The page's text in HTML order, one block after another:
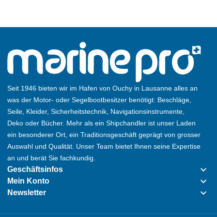
Seit 1946 bieten wir im Hafen von Ouchy in Lausanne alles an
was der Motor- oder Segelbootbesitzer benötigt: Beschläge,
Seile, Kleider, Sicherheitstechnik, Navigationsinstrumente,
Deko oder Bücher. Mehr als ein Shipchandler ist unser Laden
ein besonderer Ort, ein Traditionsgeschäft geprägt von grosser
Auswahl und Qualität. Unser Team bietet Ihnen seine Expertise
an und berät Sie fachkundig.
Geschäftsinfos keyboard_arrow_down
Mein Konto keyboard_arrow_down
Newsletter keyboard_arrow_down